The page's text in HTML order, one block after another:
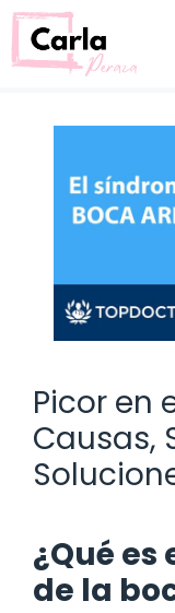
Saltar
al
contenido
Picor en
Causas,
¿Qué es
de la